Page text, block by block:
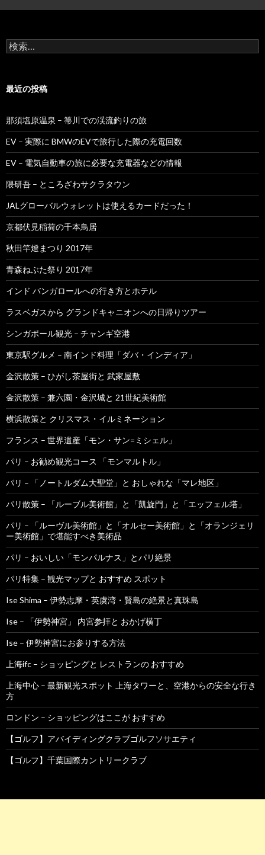
検
索:
最近の投稿
那須塩原温泉 – 箒川での渓流釣りの旅
EV – 実際に BMWのEVで旅行した際の充電回数
EV – 電気自動車の旅に必要な充電器などの情報
隈研吾 – ところざわサクラタウン
JALグローバルウォレットは使えるカードだった！
京都伏見稲荷の千本鳥居
秋田竿燈まつり 2017年
青森ねぶた祭り 2017年
インド バンガロールへの行き方とホテル
ラスベガスから グランドキャニオンへの日帰りツアー
シンガポール観光 – チャンギ空港
東京駅グルメ – 南インド料理「ダバ・インディア」
金沢散策 – ひがし茶屋街と 武家屋敷
金沢散策 – 兼六園・金沢城と 21世紀美術館
横浜散策と クリスマス・イルミネーション
フランス – 世界遺産「モン・サン=ミシェル」
パリ – お勧め観光コース 「モンマルトル」
パリ – 「ノートルダム大聖堂」と おしゃれな「マレ地区」
パリ散策 – 「ルーブル美術館」と「凱旋門」と「エッフェル塔」
パリ – 「ルーヴル美術館」と「オルセー美術館」と「オランジェリ
ー美術館」で堪能すべき美術品
パリ – おいしい「モンパルナス」とパリ絶景
パリ特集 – 観光マップと おすすめ スポット
Ise Shima – 伊勢志摩・英虞湾・賢島の絶景と真珠島
Ise – 「伊勢神宮」 内宮参拝と おかげ横丁
Ise – 伊勢神宮にお参りする方法
上海ifc – ショッピングと レストランの おすすめ
上海中心 – 最新観光スポット 上海タワーと、空港からの安全な行き
方
ロンドン – ショッピングはここが おすすめ
【ゴルフ】アバイディングクラブゴルフソサエティ
【ゴルフ】千葉国際カントリークラブ